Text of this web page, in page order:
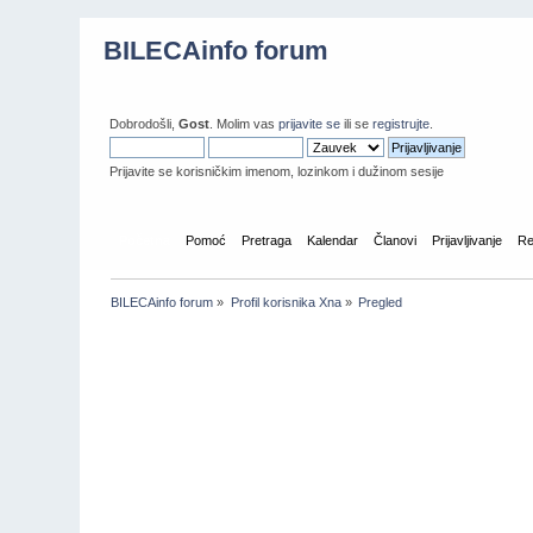
BILECAinfo forum
Dobrodošli,Gost . Molim vasprijavite se ili seregistrujte
Prijavite se korisničkim imenom, lozinkom i dužinom sesije
Pomoć Pretraga Kalendar Članovi Prijavljivanje
BILECAinfo forum » Profil korisnika Xna» Pregled